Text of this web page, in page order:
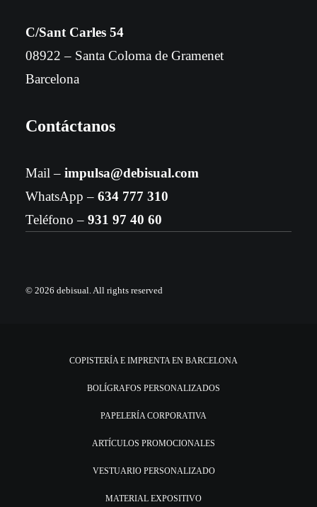
C/Sant Carles 54
08922 – Santa Coloma de Gramenet
Barcelona
Contáctanos
Mail – impulsa@debisual.com
WhatsApp – 634 777 310
Teléfono – 931 97 40 60
© 2026 debisual.All rights reserved
COPISTERÍA E IMPRENTA EN BARCELONA
BOLÍGRAFOS PERSONALIZADOS
PAPELERÍA CORPORATIVA
ARTÍCULOS PROMOCIONALES
VESTUARIO PERSONALIZADO
MATERIAL EXPOSITIVO